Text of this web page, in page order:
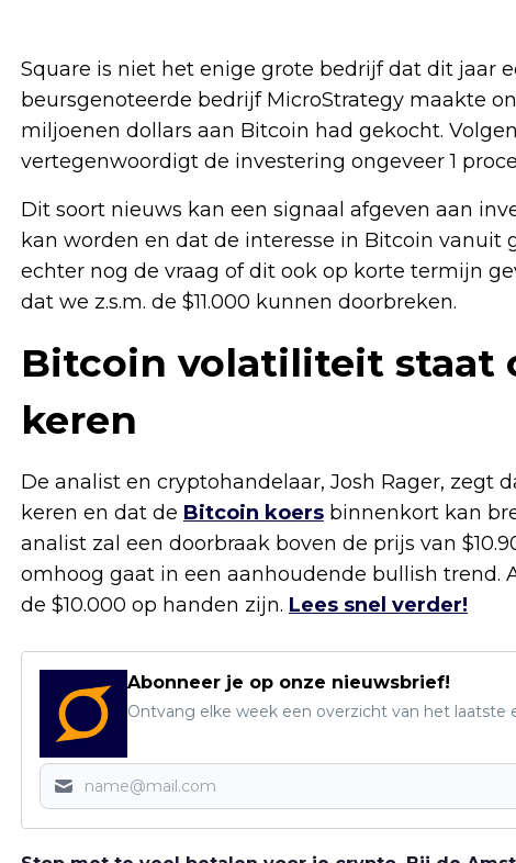
Square is niet het enige grote bedrijf dat dit jaar
beursgenoteerde bedrijf MicroStrategy maakte
miljoenen dollars aan Bitcoin had gekocht.
vertegenwoordigt de investering ongeveer 1
Dit soort nieuws kan een signaal afgeven aan
kan worden en dat de interesse in Bitcoin vanuit
echter nog de vraag of dit ook op korte termijn
dat we z.s.m. de $11.000 kunnen doorbreken.
Bitcoin volatiliteit staat
keren
De analist en cryptohandelaar, Josh Rager,
keren en dat de Bitcoin koers binnenkort kan
analist zal een doorbraak boven de prijs van
omhoog gaat in een aanhoudende bullish trend.
de $10.000 op handen zijn. Lees snel verder!
Abonneer je op onze nieuwsbrief!
Ontvang elke week een overzicht van het laatste